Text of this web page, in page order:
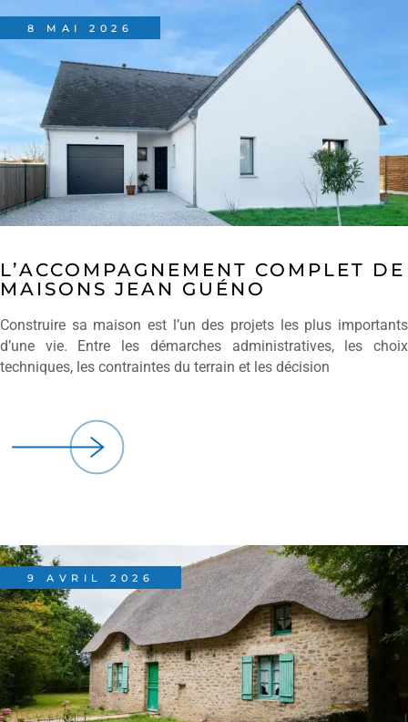
8 MAI 2026
L’ACCOMPAGNEMENT COMPLET DE
MAISONS JEAN GUÉNO
Construire sa maison est l’un des projets les plus importants
d’une vie. Entre les démarches administratives, les choix
techniques, les contraintes du terrain et les décision
9 AVRIL 2026